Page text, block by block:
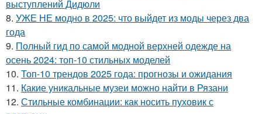
выступлений Дидюли
8. УЖЕ НЕ модно в 2025: что выйдет из моды через два
года
9. Полный гид по самой модной верхней одежде на
осень 2024: топ-10 стильных моделей
10. Топ-10 трендов 2025 года: прогнозы и ожидания
11. Какие уникальные музеи можно найти в Рязани
12. Стильные комбинации: как носить пуховик с